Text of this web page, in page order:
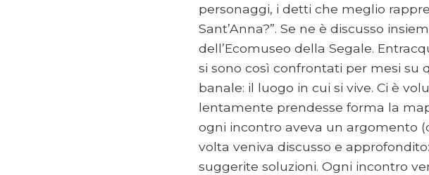
personaggi, i detti che meglio
Sant’Anna?”. Se ne è discusso
dell’Ecomuseo della Segale.
si sono così confrontati per mesi su
banale: il luogo in cui si vive. Ci è
lentamente prendesse forma la
ogni incontro aveva un argomento
volta veniva discusso e
suggerite soluzioni. Ogni incontro